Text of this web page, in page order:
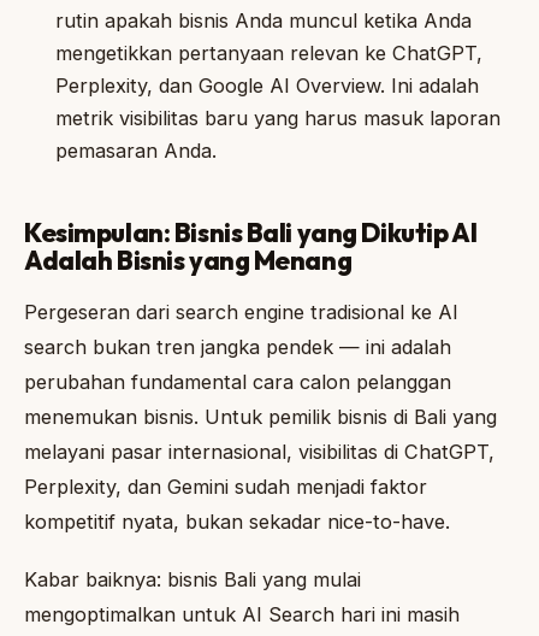
rutin apakah bisnis Anda muncul ketika Anda
mengetikkan pertanyaan relevan ke ChatGPT,
Perplexity, dan Google AI Overview. Ini adalah
metrik visibilitas baru yang harus masuk laporan
pemasaran Anda.
Kesimpulan: Bisnis Bali yang Dikutip AI
Adalah Bisnis yang Menang
Pergeseran dari search engine tradisional ke AI
search bukan tren jangka pendek — ini adalah
perubahan fundamental cara calon pelanggan
menemukan bisnis. Untuk pemilik bisnis di Bali yang
melayani pasar internasional, visibilitas di ChatGPT,
Perplexity, dan Gemini sudah menjadi faktor
kompetitif nyata, bukan sekadar nice-to-have.
Kabar baiknya: bisnis Bali yang mulai
mengoptimalkan untuk AI Search hari ini masih